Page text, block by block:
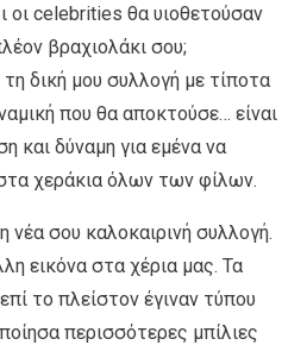
οι celebrities θα υιοθετούσαν
βραχιολάκι σου;
δική μου συλλογή με τίποτα
που θα αποκτούσε… είναι
και δύναμη για εμένα να
χεράκια όλων των φίλων.
νέα σου καλοκαιρινή συλλογή.
εικόνα στα χέρια μας. Τα
το πλείστον έγιναν τύπου
περισσότερες μπίλιες